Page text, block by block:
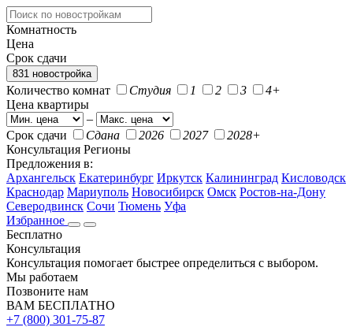
Комнатность
Цена
Срок сдачи
831 новостройка
Количество комнат Студия 1 2 3
4+
Цена квартиры
–
Срок сдачи
Сдана 2026 2027
2028+
Консультация Регионы
Предложения в:
Архангельск Екатеринбург Иркутск Калининград Кисловодск
Краснодар Мариуполь Новосибирск Омск Ростов-на-Дону
Северодвинск Сочи Тюмень Уфа
Избранное
Бесплатно
Консультация
Консультация помогает быстрее определиться с выбором.
Мы работаем
Позвоните нам
ВАМ БЕСПЛАТНО
+7 (800) 301-75-87